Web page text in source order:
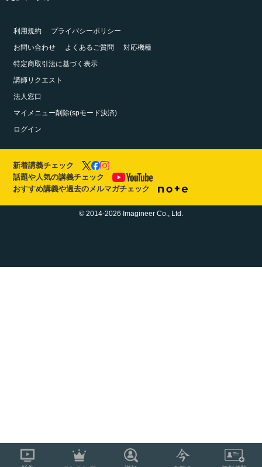
利用規約
プライバシーポリシー
お問い合わせ
よくあるご質問
対応機種
特定商取引法に基づく表示
講師リクエスト
法人窓口
マイメニュー削除(spモード決済)
ログイン
新着講義チェック
話題や人気の講義チェック
おすすめ講義や過去のメルマガチェック
© 2014-2026 Imagineer Co., Ltd.